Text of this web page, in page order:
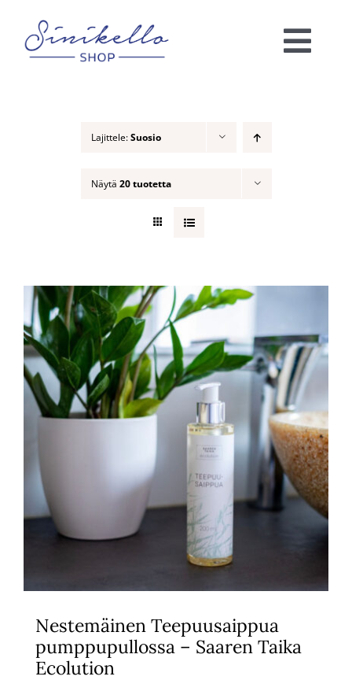
content
Ostoskori
Lajittele:Suosio
Näytä 20 tuotetta
Nestemäinen Teepuusaippua
pumppupullossa – Saaren Taika
Ecolution